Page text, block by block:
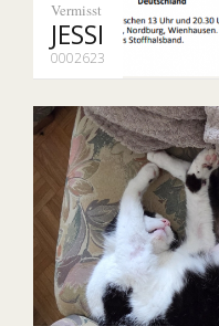
Vermisst
JESSI
0002623